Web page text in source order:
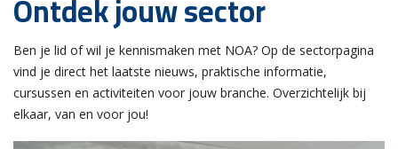
Ben je lid of wil je kennismaken met NOA? Op de sectorpagina
vind je direct het laatste nieuws, praktische informatie,
cursussen en activiteiten voor jouw branche. Overzichtelijk bij
elkaar, van en voor jou!